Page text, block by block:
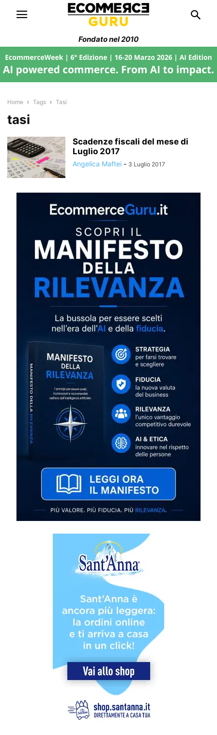
Fondato nel 2010
Home Tags Tasi
tasi
Scadenze fiscali del mese di
Luglio 2017
Angelica Maftei - 3 Luglio 2017